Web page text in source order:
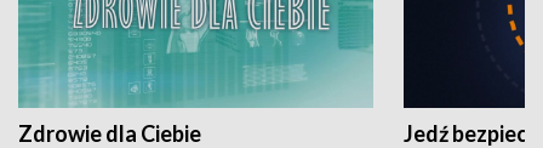
Zdrowie dla Ciebie Jedź